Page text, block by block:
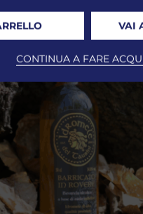
VAI
CONTINUA A FARE